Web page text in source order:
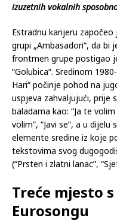
izuzetnih vokalnih
Estradnu karijeru
grupi „Ambasadori“, da bi
frontmen grupe postigao
“Golubica”. Sredinom
Hari“ počinje pohod na
uspjeva zahvaljujući, prije
baladama kao: “Ja te
volim”, “Javi se”, a u
elemente sredine iz koje
tekstovima svog
(“Prsten i zlatni lanac”,
Treće mjesto
Eurosongu